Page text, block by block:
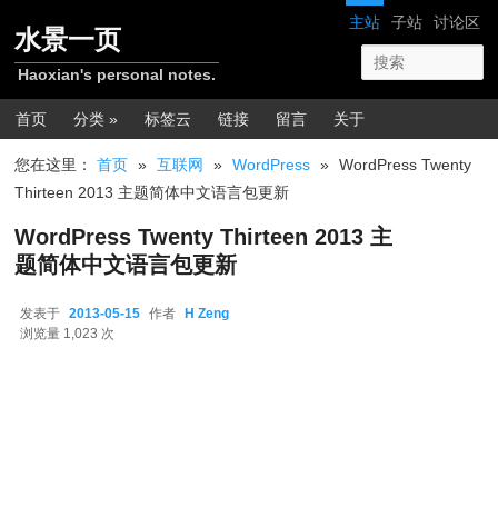
网站导航
主站 子站 讨论区
水景一页
Haoxian's personal notes.
主菜单
首页 分类 » 标签云 链接 留言 关于
您在这里：首页 » 互联网 » WordPress » WordPress Twenty
Thirteen 2013 主题简体中文语言包更新
WordPress Twenty Thirteen 2013 主
题简体中文语言包更新
发表于 2013-05-15 作者 H Zeng
浏览量 1,023 次